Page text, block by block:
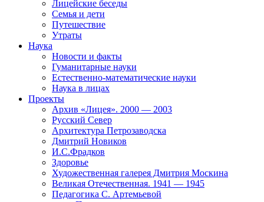
Лицейские беседы
Семья и дети
Путешествие
Утраты
Наука
Новости и факты
Гуманитарные науки
Естественно-математические науки
Наука в лицах
Проекты
Архив «Лицея». 2000 — 2003
Русский Север
Архитектура Петрозаводска
Дмитрий Новиков
И.С.Фрадков
Здоровье
Художественная галерея Дмитрия Москина
Великая Отечественная. 1941 — 1945
Педагогика С. Артемьевой